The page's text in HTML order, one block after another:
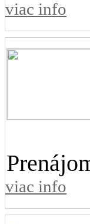
viac info
viac info